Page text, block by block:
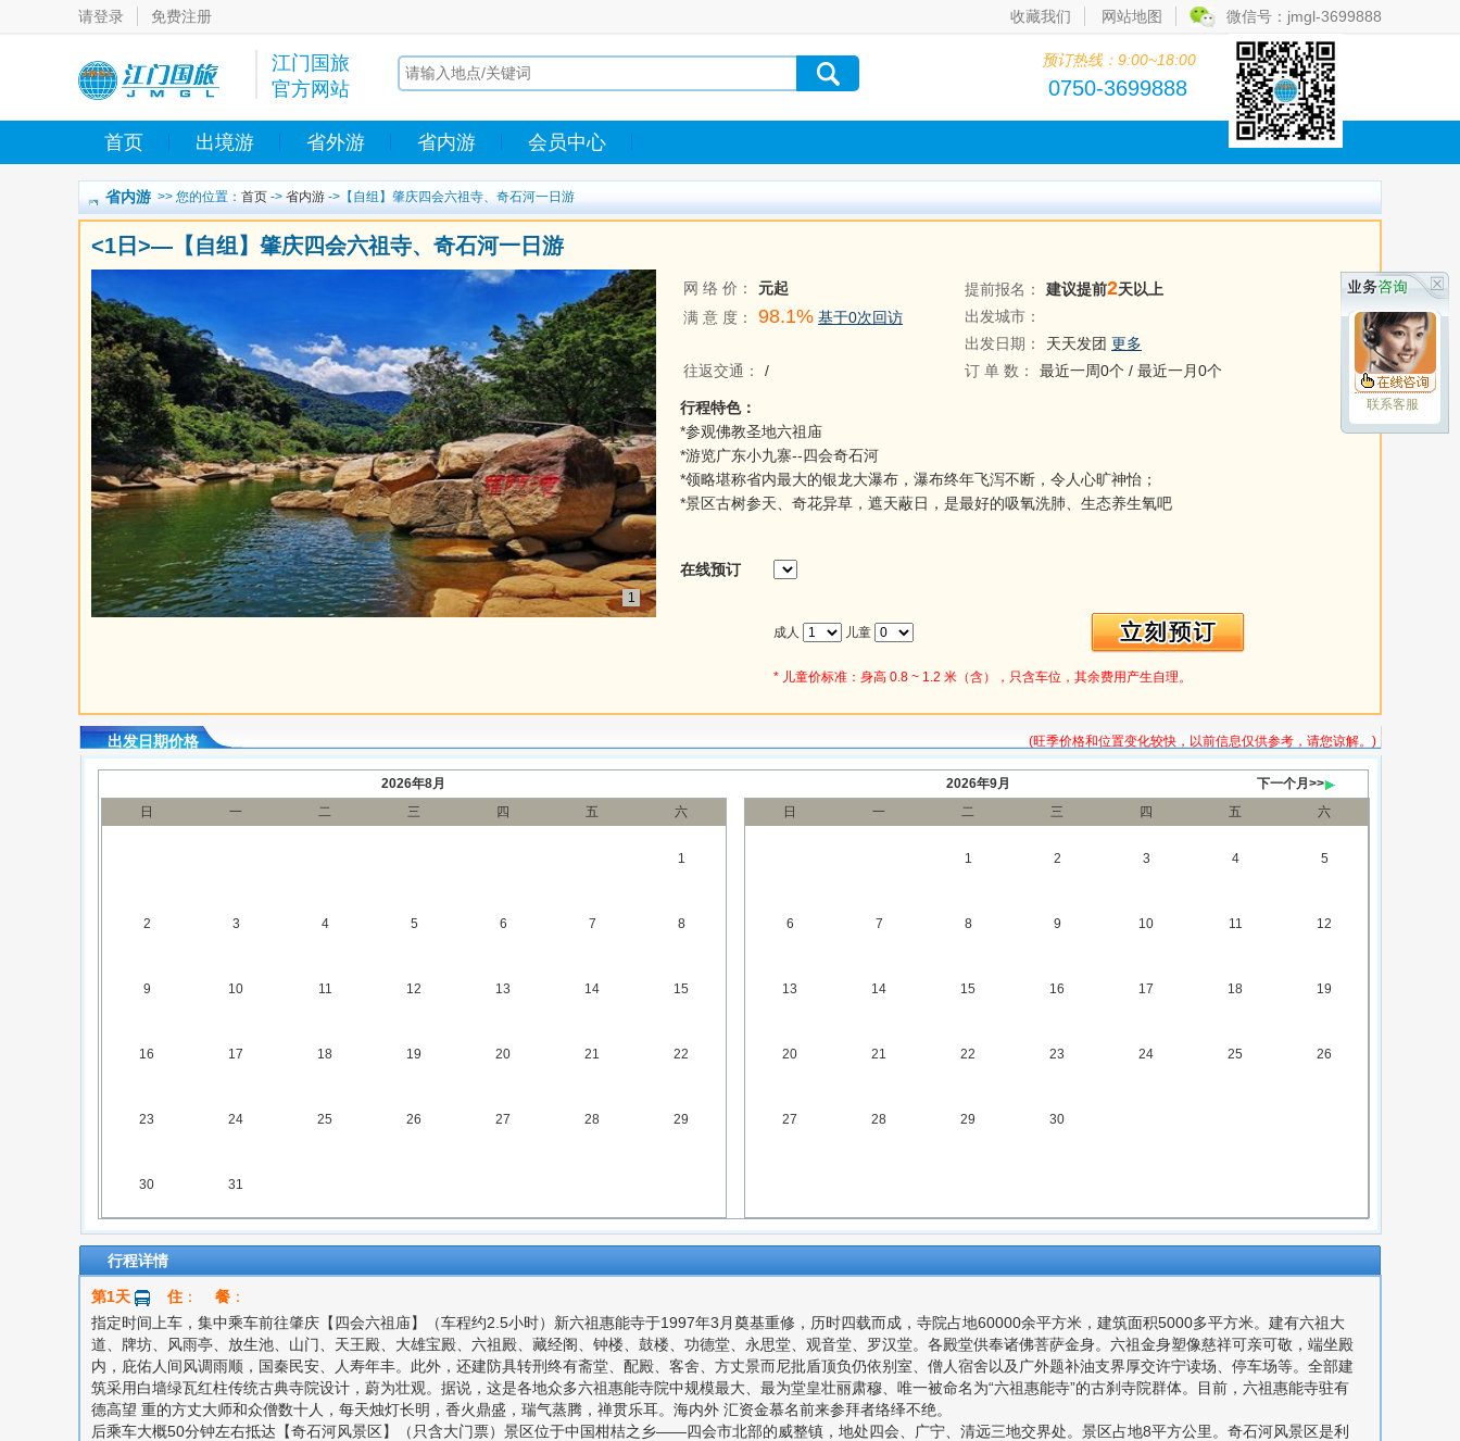
请登录 免费注册 微信号：jmgl-3699888
收藏我们 网站地图
江门国旅
官方网站
预订热线：9:00~18:00
0750-3699888
首页 出境游 省外游 省内游 会员中心
联系客服
省内游 >> 您的位置： 首页 -> 省内游 ->【自组】肇庆四会六祖寺、奇石河一日游
<1日>—【自组】肇庆四会六祖寺、奇石河一日游
1
网 络 价： 元起 提前报名： 建议提前2天以上
满 意 度：
98.1% 基于0次回访
出发城市：
出发日期：
天天发团 更多
往返交通：
/ 订 单 数： 最近一周0个 / 最近一月0个
行程特色：
*参观佛教圣地六祖庙
*游览广东小九寨--四会奇石河
*领略堪称省内最大的银龙大瀑布，瀑布终年飞泻不断，令人心旷神怡；
*景区古树参天、奇花异草，遮天蔽日，是最好的吸氧洗肺、生态养生氧吧
在线预订
成人 儿童
* 儿童价标准：身高 0.8 ~ 1.2 米（含），只含车位，其余费用产生自理。
出发日期价格 (旺季价格和位置变化较快，以前信息仅供参考，请您谅解。)
2026年8月 2026年9月
下一个月>>
日
一 二 三 四 五 六
1
2 3 4 5 6 7 8
9 10 11 12 13 14 15
16 17 18 19 20 21 22
23 24 25 26 27 28 29
30 31
日 一 二 三 四 五 六
1 2 3 4 5
6 7 8 9 10 11 12
13 14 15 16 17 18 19
20 21 22 23 24 25 26
27 28 29 30
行程详情
第1天 住 ： 餐 ：
指定时间上车，集中乘车前往肇庆【四会六祖庙】（车程约2.5小时）新六祖惠能寺于1997年3月奠基重修，历时四载而成，寺院占地60000余平方米，建筑面积5000多平方米。建有六祖大
道、牌坊、风雨亭、放生池、山门、天王殿、大雄宝殿、六祖殿、藏经阁、钟楼、鼓楼、功德堂、永思堂、观音堂、罗汉堂。各殿堂供奉诸佛菩萨金身。六祖金身塑像慈祥可亲可敬，端坐殿
内，庇佑人间风调雨顺，国秦民安、人寿年丰。此外，还建防具转刑终有斋堂、配殿、客舍、方丈景而尼批盾顶负仍依别室、僧人宿舍以及广外题补油支界厚交许宁读场、停车场等。全部建
筑采用白墙绿瓦红柱传统古典寺院设计，蔚为壮观。据说，这是各地众多六祖惠能寺院中规模最大、最为堂皇壮丽肃穆、唯一被命名为“六祖惠能寺”的古刹寺院群体。目前，六祖惠能寺驻有
德高望 重的方丈大师和众僧数十人，每天烛灯长明，香火鼎盛，瑞气蒸腾，禅贯乐耳。海内外 汇资金慕名前来参拜者络绎不绝。
后乘车大概50分钟左右抵达【奇石河风景区】（只含大门票）景区位于中国柑桔之乡――四会市北部的威整镇，地处四会、广宁、清远三地交界处。景区占地8平方公里。奇石河风景区是利